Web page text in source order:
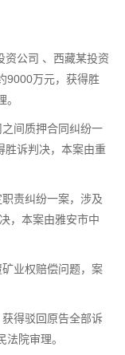
资公司 、西藏某投资
9000万元，获得胜
间质押合同纠纷一
胜诉判决，本案由重
责纠纷一案，涉及
，本案由雅安市中
业权赔偿问题，案
得驳回原告全部诉
院审理。